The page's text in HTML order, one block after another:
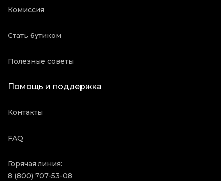
Комиссия
Стать бутиком
Полезные советы
Помощь и поддержка
Контакты
FAQ
Горячая линия:
8 (800) 707-53-08